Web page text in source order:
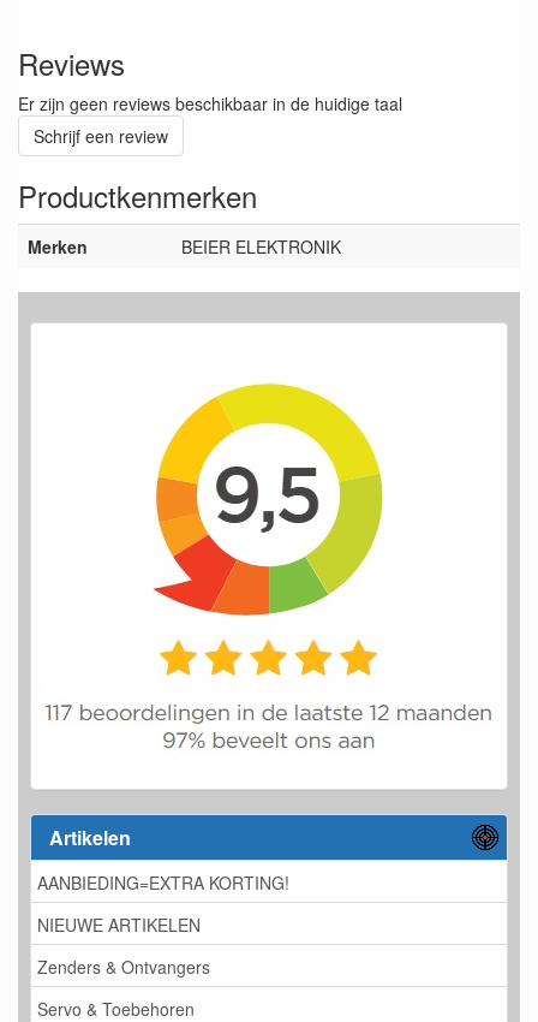
Artikelen
AANBIEDING=EXTRA KORTING!
NIEUWE ARTIKELEN
Zenders & Ontvangers
Servo & Toebehoren
Reviews
Er zijn geen reviews beschikbaar in de huidige taal
Schrijf een review
Productkenmerken
Merken BEIER ELEKTRONIK